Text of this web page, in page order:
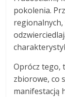
pokolenia.
Oprócz tego,
zbiorowe, co
manifestacją